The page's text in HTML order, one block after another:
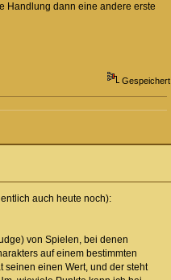
Handlung dann eine andere erste
Gespeichert
auch heute noch):
von Spielen, bei denen
auf einem bestimmten
einen Wert, und der steht